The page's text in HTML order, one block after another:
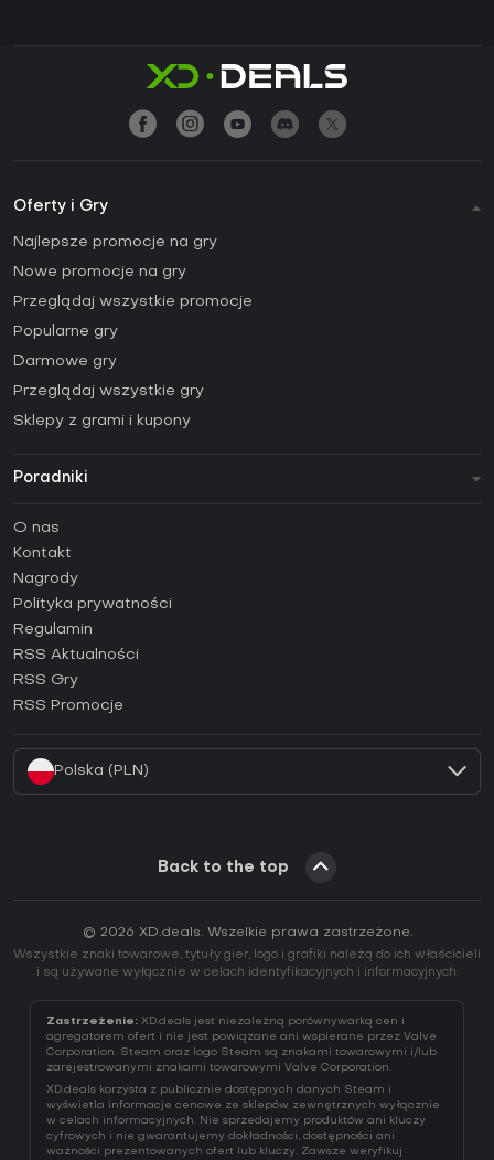
Oferty i Gry
Najlepsze promocje na gry
Nowe promocje na gry
Przeglądaj wszystkie promocje
Popularne gry
Darmowe gry
Przeglądaj wszystkie gry
Sklepy z grami i kupony
Poradniki
Poradniki
Jak aktywować klucz Steam (CD Key)?
Jak aktywować klucz Epic Games (CD Key)?
Jak aktywować klucz GOG (CD Key)?
Jak aktywować klucz Ubisoft Connect (CD Key)?
O nas
Kontakt
Nagrody
Polityka prywatności
Regulamin
RSS Aktualności
RSS Gry
RSS Promocje
Polska (PLN)
Back to the top
© 2026 XD.deals. Wszelkie prawa zastrzeżone.
Wszystkie znaki towarowe, tytuły gier, logo i grafiki należą do ich właścicieli
i są używane wyłącznie w celach identyfikacyjnych i informacyjnych.
Zastrzeżenie: XD.deals jest niezależną porównywarką cen i
agregatorem ofert i nie jest powiązane ani wspierane przez Valve
Corporation. Steam oraz logo Steam są znakami towarowymi i/lub
zarejestrowanymi znakami towarowymi Valve Corporation.
XD.deals korzysta z publicznie dostępnych danych Steam i
wyświetla informacje cenowe ze sklepów zewnętrznych wyłącznie
w celach informacyjnych. Nie sprzedajemy produktów ani kluczy
cyfrowych i nie gwarantujemy dokładności, dostępności ani
ważności prezentowanych ofert lub kluczy. Zawsze weryfikuj